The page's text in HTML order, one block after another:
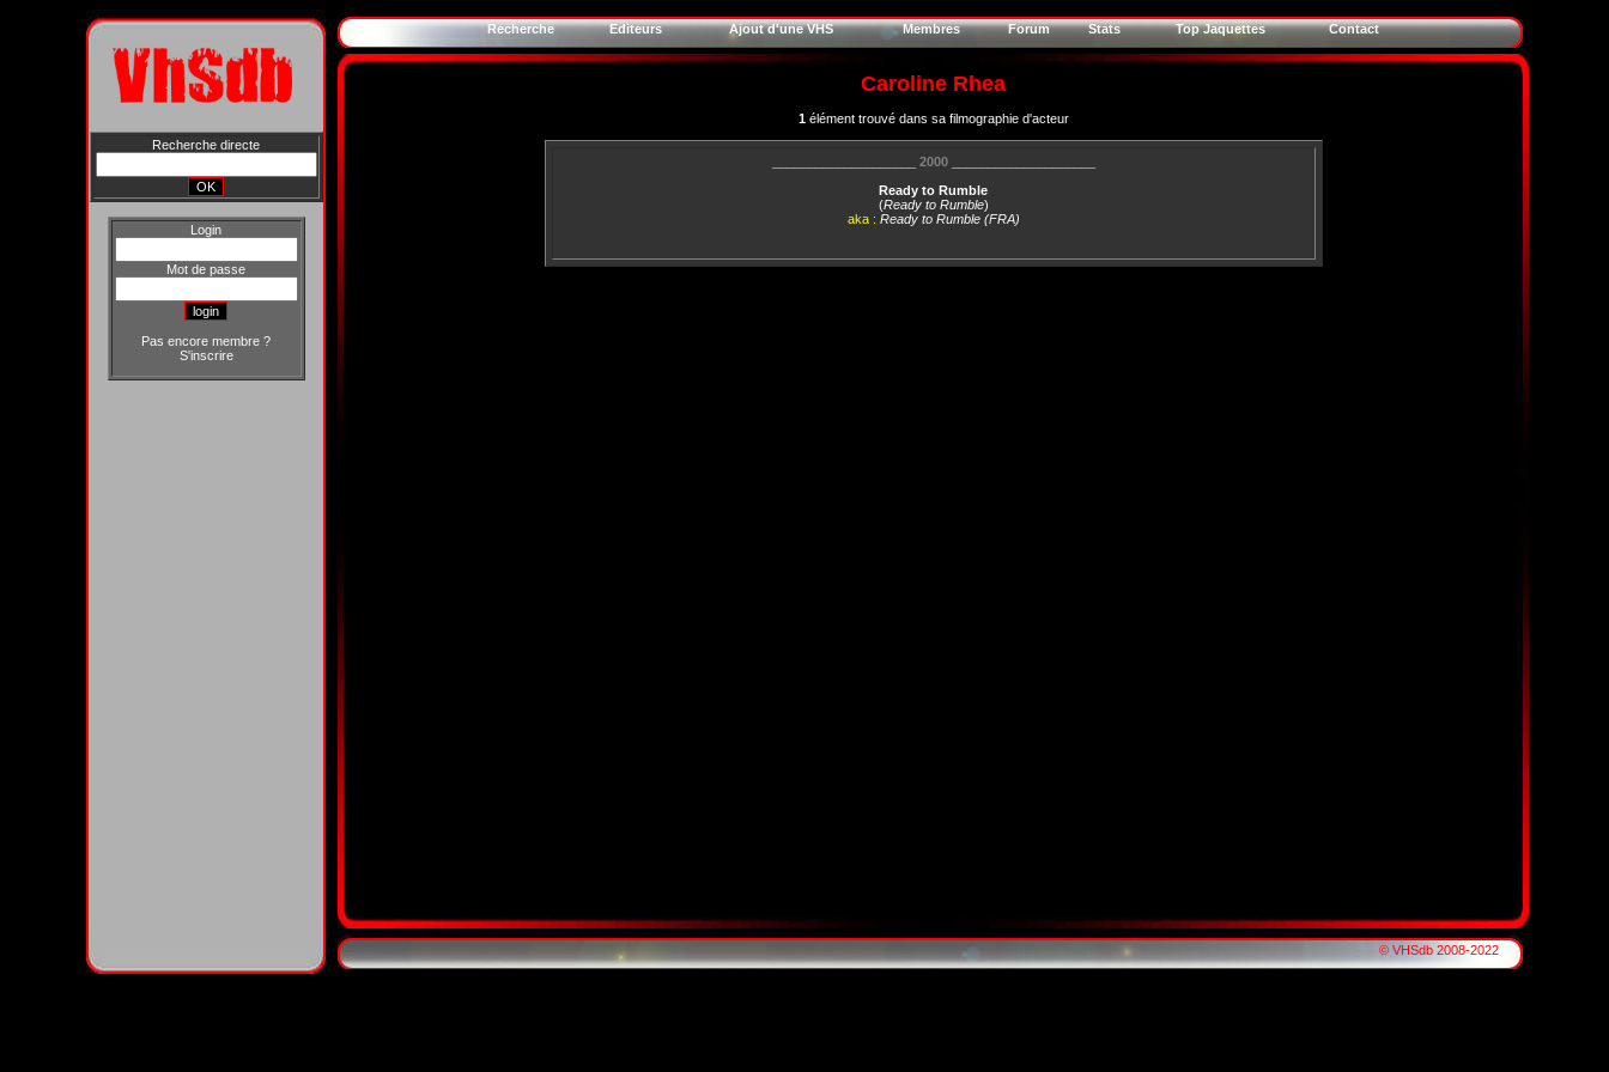
Recherche directe
Login
Mot de passe
Pas encore membre ?
S'inscrire
Recherche Editeurs Ajout d'une VHS Membres Forum Stats Top Jaquettes Contact
Caroline Rhea
1élément trouvé dans sa filmographie d'acteur
2000____________________
Ready to Rumble
(Ready to Rumble)
aka : Ready to Rumble (FRA)
© VHSdb 2008-2022